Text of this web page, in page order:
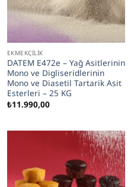
EKMEKÇILIK
DATEM E472e – Yağ Asitlerinin
Mono ve Digliseridlerinin
Mono ve Diasetil Tartarik Asit
Esterleri – 25 KG
₺11.990,00